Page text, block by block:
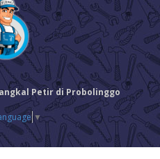
Petir di Probolinggo
▼